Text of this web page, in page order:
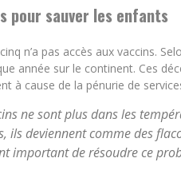
pour sauver les enfants
n’a pas accès aux vaccins.
année sur le continent. Ces
à cause de la pénurie de
ne sont plus dans les
ils deviennent comme des
important de résoudre ce